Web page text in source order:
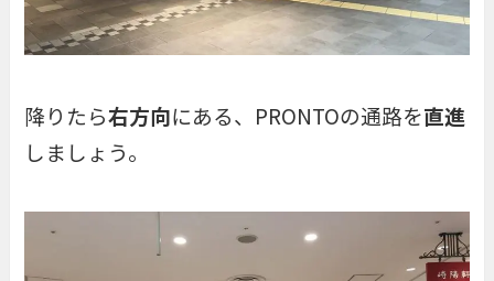
降りたら右方向にある、PRONTOの通路を直進
しましょう。